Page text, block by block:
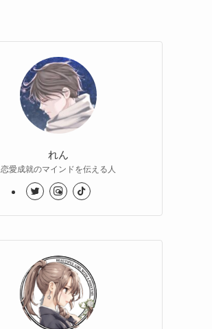
れん
恋愛成就のマインドを伝える人